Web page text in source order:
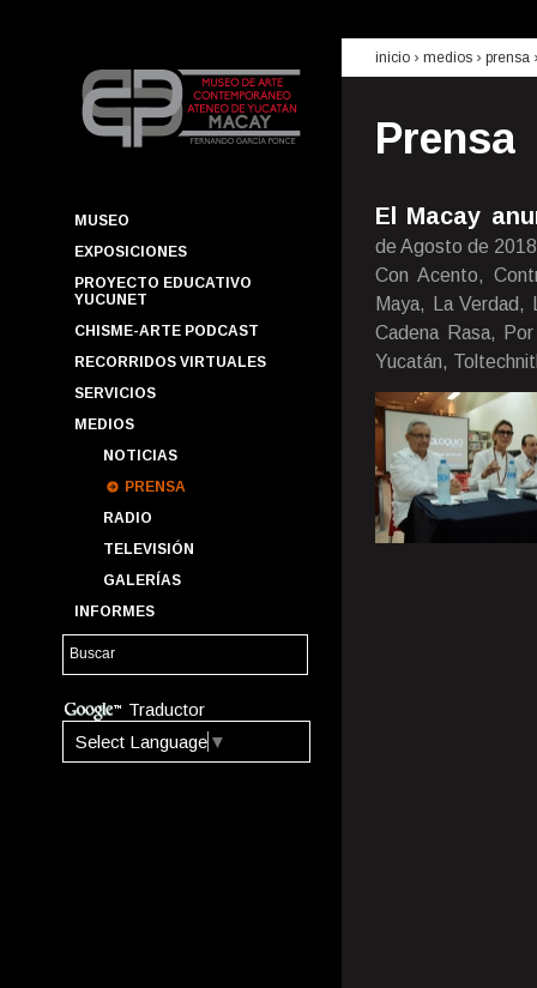
MUSEO
EXPOSICIONES
PROYECTO EDUCATIVO
YUCUNET
CHISME-ARTE PODCAST
RECORRIDOS VIRTUALES
SERVICIOS
MEDIOS
NOTICIAS
PRENSA
RADIO
TELEVISIÓN
GALERÍAS
INFORMES
Traductor
Select Language ▼
inicio › medios › prensa
Prensa
El Macay
de Agosto de 2018
Con Acento,
Maya, La Verdad,
Cadena Rasa,
Yucatán,